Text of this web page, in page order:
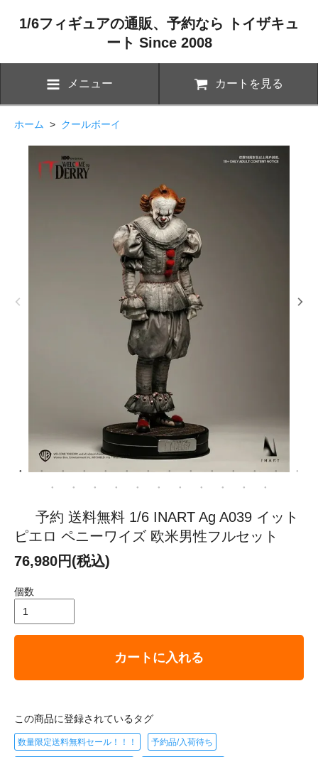
1/6フィギュアの通販、予約なら トイザキュ
ート Since 2008
メニュー カートを見る
ホーム > クールボーイ
予約 送料無料 1/6 INART Ag A039 イット
ピエロ ペニーワイズ 欧米男性フルセット
76,980円(税込)
個数
カートに入れる
この商品に登録されているタグ
数量限定送料無料セール！！！ 予約品/入荷待ち